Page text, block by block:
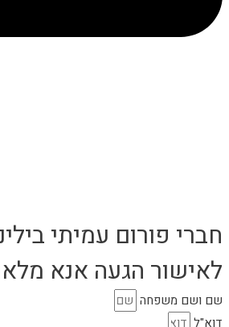
חברי פורום עמיתי
לאישור הגעה אנא
שם ושם משפחה
דוא"ל